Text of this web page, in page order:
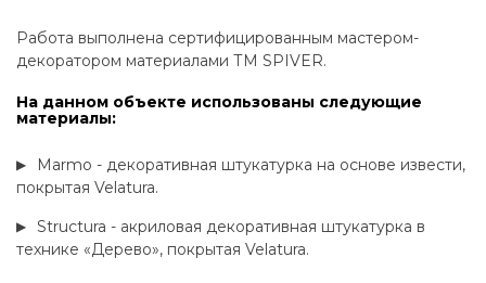
Работа выполнена сертифицированным мастером-
декоратором материалами ТМ SPIVER.
На данном объекте использованы следующие
материалы:
Marmo - декоративная штукатурка на основе извести,
покрытая Velatura.
Structura - акриловая декоративная штукатурка в
технике «Дерево», покрытая Velatura.